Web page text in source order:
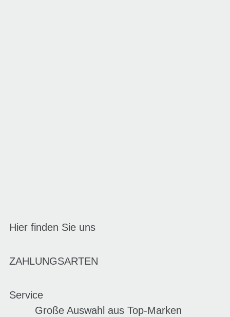
Hier finden Sie uns
ZAHLUNGSARTEN
Service
Große Auswahl aus Top-Marken